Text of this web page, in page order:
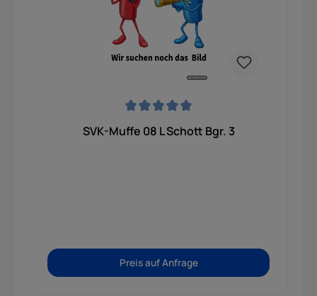
robuste Industriequalität für Traktoren,
landwirtschaftliche Geräte, Baumaschinen und
Hydrauliksysteme mit häufigem Kuppelbedarf.
SVK-Muffe 08 L Schott Bgr. 3
Preis auf Anfrage